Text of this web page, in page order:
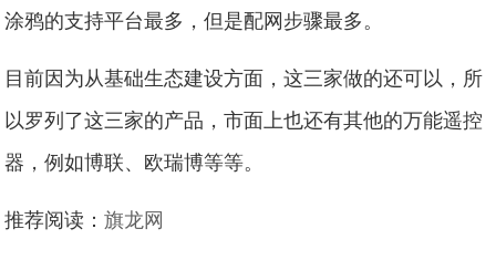
涂鸦的支持平台最多，但是配网步骤最多。
目前因为从基础生态建设方面，这三家做的还可以，所
以罗列了这三家的产品，市面上也还有其他的万能遥控
器，例如博联、欧瑞博等等。
推荐阅读：旗龙网